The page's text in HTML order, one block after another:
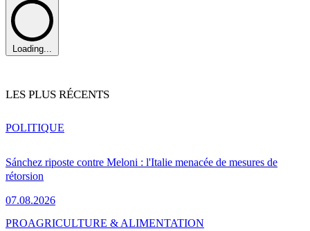
Loading...
LES PLUS RÉCENTS
Sánchez riposte contre Meloni : l'Italie menacée de mesures de
rétorsion
07.08.2026
POLITIQUE
PROAGRICULTURE & ALIMENTATION